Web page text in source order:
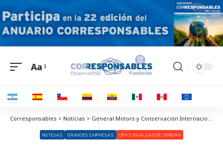
Aa
Corresponsables > Noticias > General Motors y Conservación Internacional se unen en favor de las mujeres de la Amazonía
NOTICIAS GRANDES EMPRESAS ODS 5 IGUALDAD DE GÉNERO